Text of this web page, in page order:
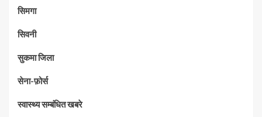
सिमगा
सिवनी
सुकमा जिला
सेना-फ़ोर्स
स्वास्थ्य सम्बंधित खबरे